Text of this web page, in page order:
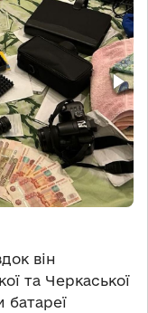
він
та Черкаської
батареї